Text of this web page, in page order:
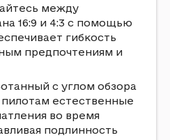
между
16:9 и 4:3 с помощью
гибкость
предпочтениям и
с углом обзора
пилотам естественные
во время
подлинность